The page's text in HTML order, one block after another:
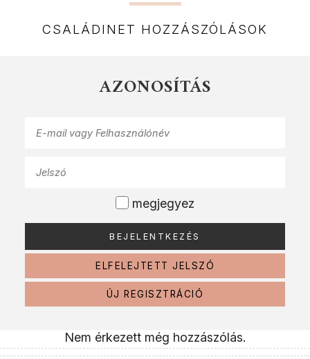
CSALÁDINET HOZZÁSZÓLÁSOK
AZONOSÍTÁS
megjegyez
ELFELEJTETT JELSZÓ
ÚJ REGISZTRÁCIÓ
Nem érkezett még hozzászólás.